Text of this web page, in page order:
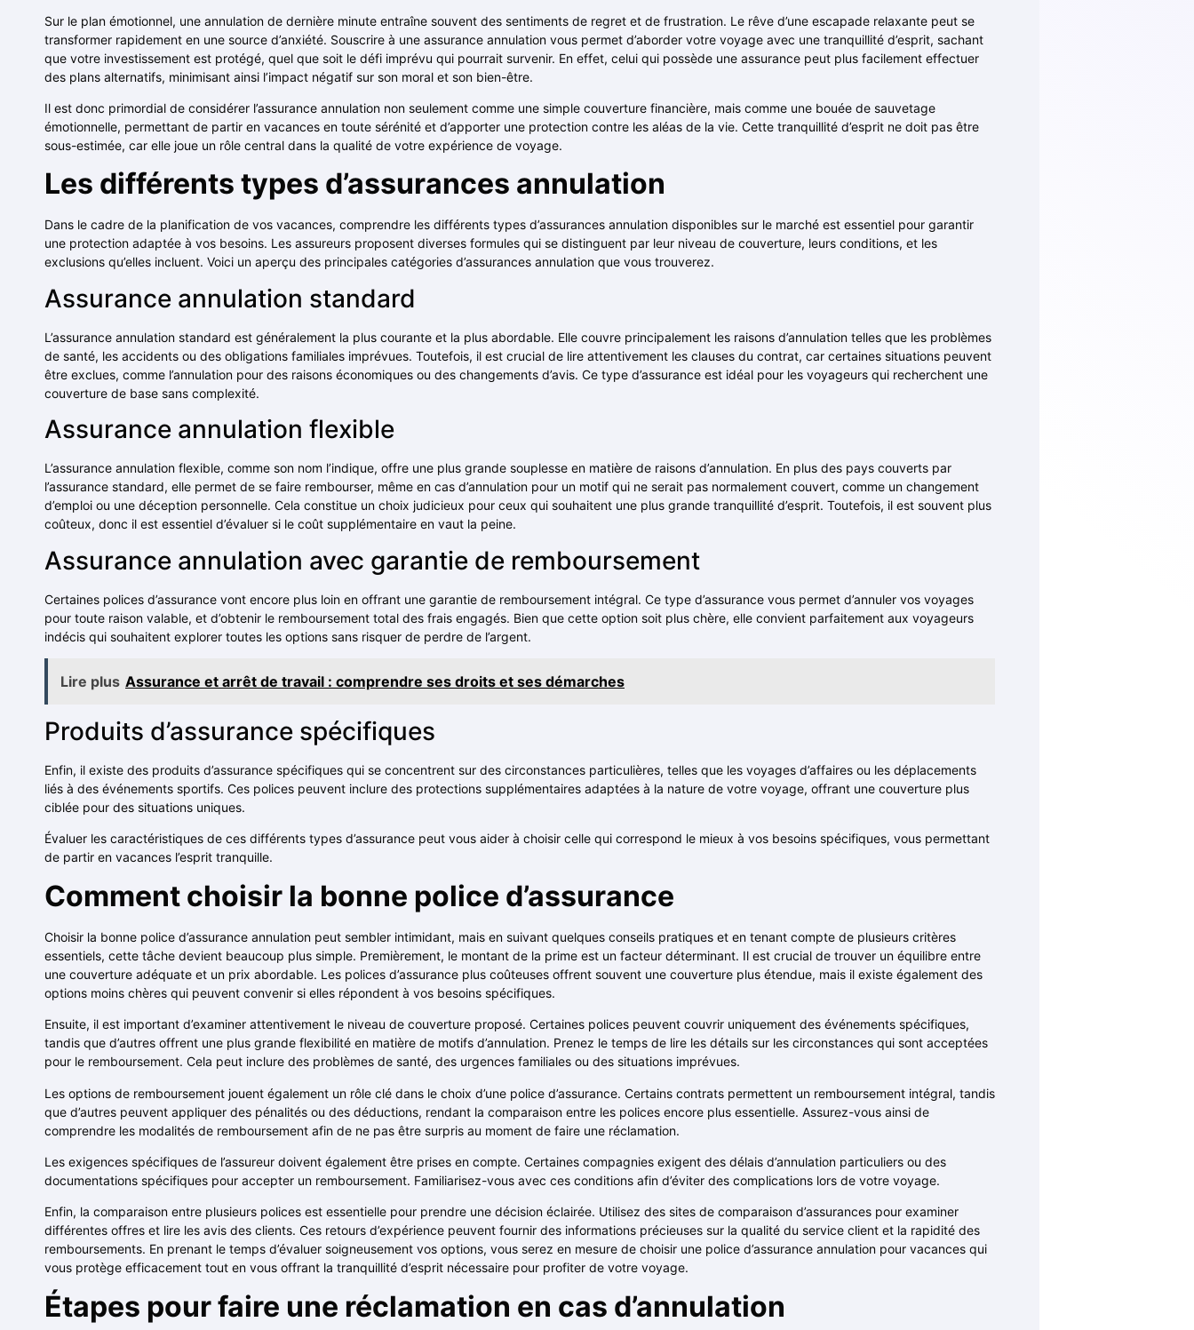
Sur le plan émotionnel, une annulation de dernière minute entraîne souvent des sentiments de regret et de frustration. Le rêve d’une escapade relaxante peut se
transformer rapidement en une source d’anxiété. Souscrire à une assurance annulation vous permet d’aborder votre voyage avec une tranquillité d’esprit, sachant
que votre investissement est protégé, quel que soit le défi imprévu qui pourrait survenir. En effet, celui qui possède une assurance peut plus facilement effectuer
des plans alternatifs, minimisant ainsi l’impact négatif sur son moral et son bien-être.
Il est donc primordial de considérer l’assurance annulation non seulement comme une simple couverture financière, mais comme une bouée de sauvetage
émotionnelle, permettant de partir en vacances en toute sérénité et d’apporter une protection contre les aléas de la vie. Cette tranquillité d’esprit ne doit pas être
sous-estimée, car elle joue un rôle central dans la qualité de votre expérience de voyage.
Les différents types d’assurances annulation
Dans le cadre de la planification de vos vacances, comprendre les différents types d’assurances annulation disponibles sur le marché est essentiel pour garantir
une protection adaptée à vos besoins. Les assureurs proposent diverses formules qui se distinguent par leur niveau de couverture, leurs conditions, et les
exclusions qu’elles incluent. Voici un aperçu des principales catégories d’assurances annulation que vous trouverez.
Assurance annulation standard
L’assurance annulation standard est généralement la plus courante et la plus abordable. Elle couvre principalement les raisons d’annulation telles que les problèmes
de santé, les accidents ou des obligations familiales imprévues. Toutefois, il est crucial de lire attentivement les clauses du contrat, car certaines situations peuvent
être exclues, comme l’annulation pour des raisons économiques ou des changements d’avis. Ce type d’assurance est idéal pour les voyageurs qui recherchent une
couverture de base sans complexité.
Assurance annulation flexible
L’assurance annulation flexible, comme son nom l’indique, offre une plus grande souplesse en matière de raisons d’annulation. En plus des pays couverts par
l’assurance standard, elle permet de se faire rembourser, même en cas d’annulation pour un motif qui ne serait pas normalement couvert, comme un changement
d’emploi ou une déception personnelle. Cela constitue un choix judicieux pour ceux qui souhaitent une plus grande tranquillité d’esprit. Toutefois, il est souvent plus
coûteux, donc il est essentiel d’évaluer si le coût supplémentaire en vaut la peine.
Assurance annulation avec garantie de remboursement
Certaines polices d’assurance vont encore plus loin en offrant une garantie de remboursement intégral. Ce type d’assurance vous permet d’annuler vos voyages
pour toute raison valable, et d’obtenir le remboursement total des frais engagés. Bien que cette option soit plus chère, elle convient parfaitement aux voyageurs
indécis qui souhaitent explorer toutes les options sans risquer de perdre de l’argent.
Lire plus Assurance et arrêt de travail : comprendre ses droits et ses démarches
Produits d’assurance spécifiques
Enfin, il existe des produits d’assurance spécifiques qui se concentrent sur des circonstances particulières, telles que les voyages d’affaires ou les déplacements
liés à des événements sportifs. Ces polices peuvent inclure des protections supplémentaires adaptées à la nature de votre voyage, offrant une couverture plus
ciblée pour des situations uniques.
Évaluer les caractéristiques de ces différents types d’assurance peut vous aider à choisir celle qui correspond le mieux à vos besoins spécifiques, vous permettant
de partir en vacances l’esprit tranquille.
Comment choisir la bonne police d’assurance
Choisir la bonne police d’assurance annulation peut sembler intimidant, mais en suivant quelques conseils pratiques et en tenant compte de plusieurs critères
essentiels, cette tâche devient beaucoup plus simple. Premièrement, le montant de la prime est un facteur déterminant. Il est crucial de trouver un équilibre entre
une couverture adéquate et un prix abordable. Les polices d’assurance plus coûteuses offrent souvent une couverture plus étendue, mais il existe également des
options moins chères qui peuvent convenir si elles répondent à vos besoins spécifiques.
Ensuite, il est important d’examiner attentivement le niveau de couverture proposé. Certaines polices peuvent couvrir uniquement des événements spécifiques,
tandis que d’autres offrent une plus grande flexibilité en matière de motifs d’annulation. Prenez le temps de lire les détails sur les circonstances qui sont acceptées
pour le remboursement. Cela peut inclure des problèmes de santé, des urgences familiales ou des situations imprévues.
Les options de remboursement jouent également un rôle clé dans le choix d’une police d’assurance. Certains contrats permettent un remboursement intégral, tandis
que d’autres peuvent appliquer des pénalités ou des déductions, rendant la comparaison entre les polices encore plus essentielle. Assurez-vous ainsi de
comprendre les modalités de remboursement afin de ne pas être surpris au moment de faire une réclamation.
Les exigences spécifiques de l’assureur doivent également être prises en compte. Certaines compagnies exigent des délais d’annulation particuliers ou des
documentations spécifiques pour accepter un remboursement. Familiarisez-vous avec ces conditions afin d’éviter des complications lors de votre voyage.
Enfin, la comparaison entre plusieurs polices est essentielle pour prendre une décision éclairée. Utilisez des sites de comparaison d’assurances pour examiner
différentes offres et lire les avis des clients. Ces retours d’expérience peuvent fournir des informations précieuses sur la qualité du service client et la rapidité des
remboursements. En prenant le temps d’évaluer soigneusement vos options, vous serez en mesure de choisir une police d’assurance annulation pour vacances qui
vous protège efficacement tout en vous offrant la tranquillité d’esprit nécessaire pour profiter de votre voyage.
Étapes pour faire une réclamation en cas d’annulation